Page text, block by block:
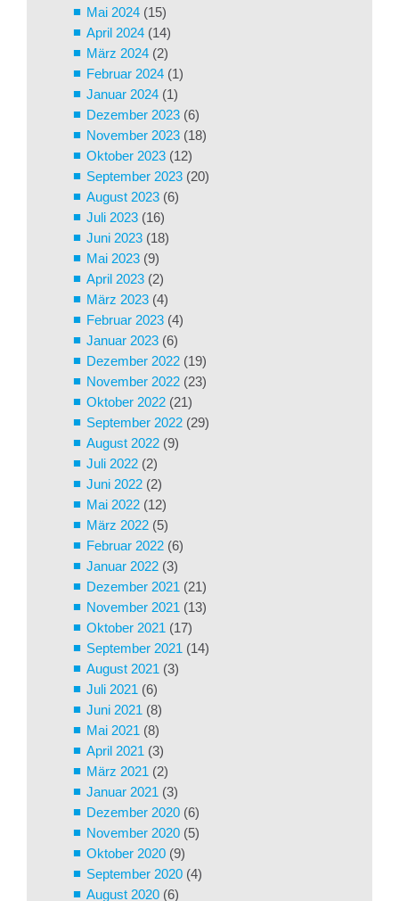
Mai 2024 (15)
April 2024 (14)
März 2024 (2)
Februar 2024 (1)
Januar 2024 (1)
Dezember 2023 (6)
November 2023 (18)
Oktober 2023 (12)
September 2023 (20)
August 2023 (6)
Juli 2023 (16)
Juni 2023 (18)
Mai 2023 (9)
April 2023 (2)
März 2023 (4)
Februar 2023 (4)
Januar 2023 (6)
Dezember 2022 (19)
November 2022 (23)
Oktober 2022 (21)
September 2022 (29)
August 2022 (9)
Juli 2022 (2)
Juni 2022 (2)
Mai 2022 (12)
März 2022 (5)
Februar 2022 (6)
Januar 2022 (3)
Dezember 2021 (21)
November 2021 (13)
Oktober 2021 (17)
September 2021 (14)
August 2021 (3)
Juli 2021 (6)
Juni 2021 (8)
Mai 2021 (8)
April 2021 (3)
März 2021 (2)
Januar 2021 (3)
Dezember 2020 (6)
November 2020 (5)
Oktober 2020 (9)
September 2020 (4)
August 2020 (6)